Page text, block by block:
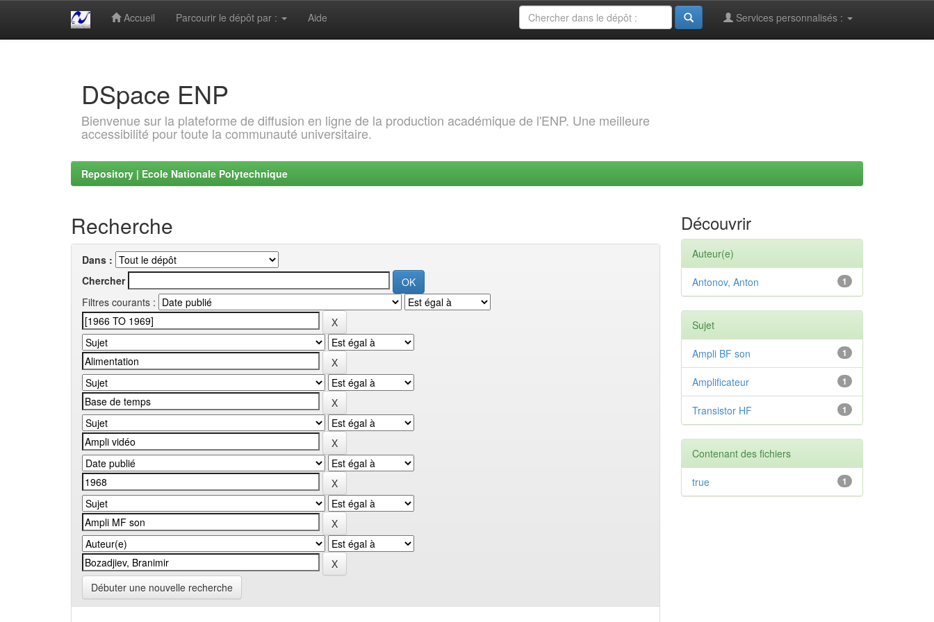
Accueil Parcourir le dépôt par : Aide Services personnalisés :
DSpace ENP
Bienvenue sur la plateforme de diffusion en ligne de la production académique de l'ENP. Une meilleure
accessibilité pour toute la communauté universitaire.
Repository | Ecole Nationale Polytechnique
Recherche
Dans :
Chercher
Filtres courants :
Débuter une nouvelle recherche
Découvrir
Auteur(e)
1
Antonov, Anton
Sujet
1
Ampli BF son
1
Amplificateur
1
Transistor HF
Contenant des fichiers
1
true